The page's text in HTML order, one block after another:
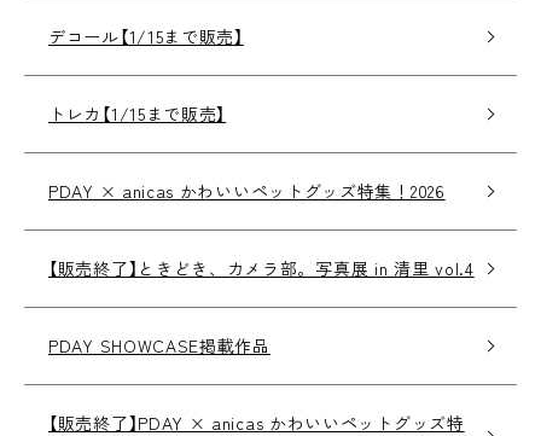
デコール【1/15まで販売】
トレカ【1/15まで販売】
PDAY × anicas かわいいペットグッズ特集！2026
【販売終了】ときどき、カメラ部。写真展 in 清里 vol.4
PDAY SHOWCASE掲載作品
【販売終了】PDAY × anicas かわいいペットグッズ特